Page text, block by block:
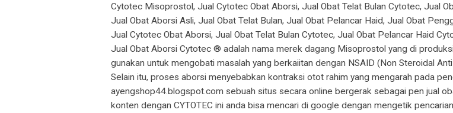
Cytotec Misoprostol, Jual Cytotec Obat Aborsi, Jual Obat Telat Bulan Cytotec, Jual
Jual Obat Aborsi Asli, Jual Obat Telat Bulan, Jual Obat Pelancar Haid, Jual Obat
Jual Cytotec Obat Aborsi, Jual Obat Telat Bulan Cytotec, Jual Obat Pelancar Haid
Jual Obat Aborsi Cytotec ® adalah nama merek dagang Misoprostol yang di
gunakan untuk mengobati masalah yang berkaiitan dengan NSAID (Non Steroidal
Selain itu, proses aborsi menyebabkan kontraksi otot rahim yang mengarah pada
ayengshop44.blogspot.com sebuah situs secara online bergerak sebagai pen jual
konten dengan CYTOTEC ini anda bisa mencari di google dengan mengetik